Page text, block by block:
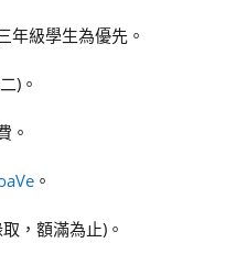
年級學生為優先。
)。
。
。
，額滿為止)。